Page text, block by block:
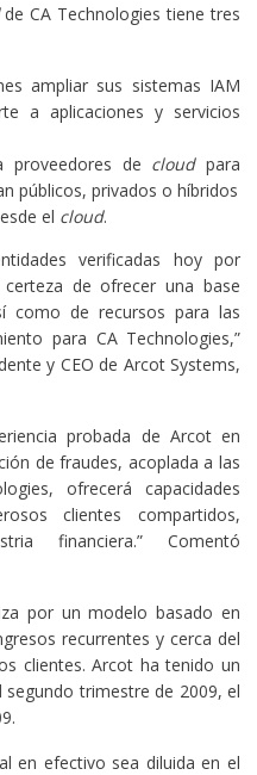
de CA Technologies tiene tres
ampliar sus sistemas IAM
a aplicaciones y servicios
proveedores de cloudpara
públicos, privados o híbridos
el cloud.
verificadas hoy por
de ofrecer una base
como de recursos para las
para CA Technologies,”
y CEO de Arcot Systems,
probada de Arcot en
de fraudes, acoplada a las
ofrecerá capacidades
clientes compartidos,
financiera.” Comentó
por un modelo basado en
recurrentes y cerca del
clientes. Arcot ha tenido un
trimestre de 2009, el
en efectivo sea diluida en el